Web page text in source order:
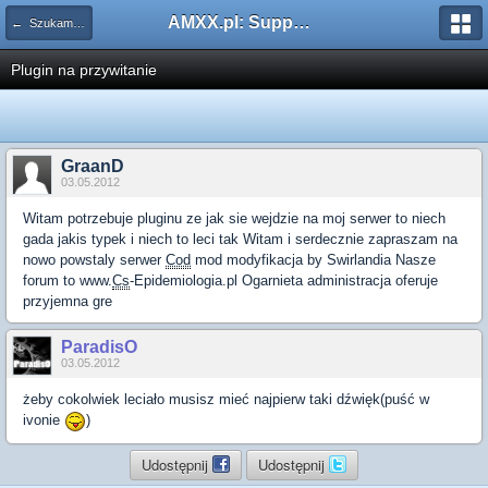
← Szukam pluginu AMXX.pl: Support AMX Mod X i SourceMod
Plugin na przywitanie
GraanD
03.05.2012
Witam potrzebuje pluginu ze jak sie wejdzie na moj serwer to niech
gada jakis typek i niech to leci tak Witam i serdecznie zapraszam na
nowo powstaly serwer Cod mod modyfikacja by Swirlandia Nasze
forum to www.Cs-Epidemiologia.pl Ogarnieta administracja oferuje
przyjemna gre
ParadisO
03.05.2012
żeby cokolwiek leciało musisz mieć najpierw taki dźwięk(puść w
ivonie
)
Udostępnij Udostępnij